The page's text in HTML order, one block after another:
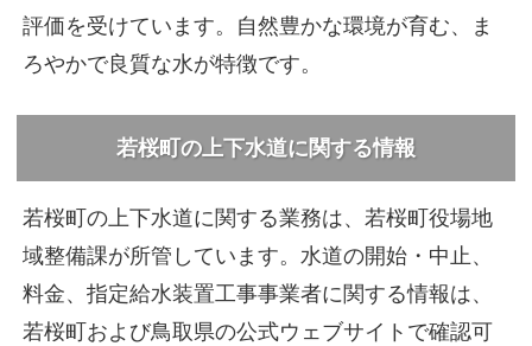
評価を受けています。自然豊かな環境が育む、ま
ろやかで良質な水が特徴です。
若桜町の上下水道に関する情報
若桜町の上下水道に関する業務は、若桜町役場地
域整備課が所管しています。水道の開始・中止、
料金、指定給水装置工事事業者に関する情報は、
若桜町および鳥取県の公式ウェブサイトで確認可